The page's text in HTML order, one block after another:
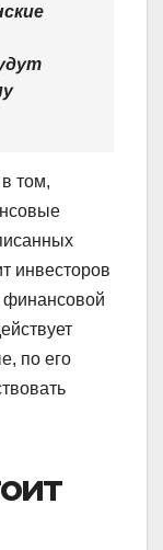
том,
инвесторов
финансовой
по его